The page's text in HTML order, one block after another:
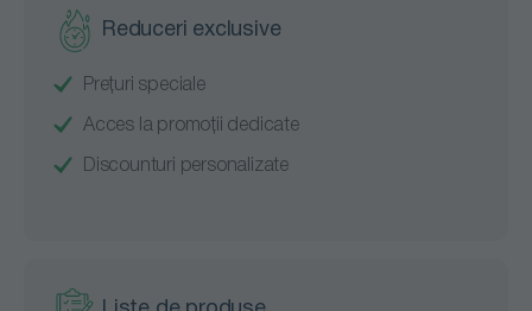
Cu peste 100 de ani de experienta, Vikan se dedica
dezvoltarii de produse durabile si de inalta calitate. In
Vikan. Punem la dispozitia clientilor o selectie variata de
produse pentru curatenie, cum ar fi lavete, mopuri sau galeti
Reduceri exclusive
Prețuri speciale
Acces la promoții dedicate
Discounturi personalizate